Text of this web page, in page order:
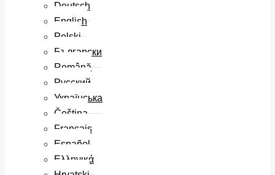
Deutsch
English
Polski
Български
Română
Русский
Українська
Čeština
Français
Español
Ελληνικά